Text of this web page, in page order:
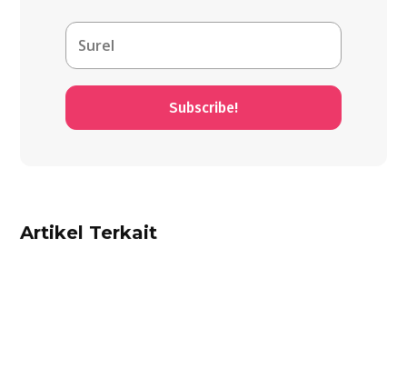
Subscribe!
Artikel Terkait